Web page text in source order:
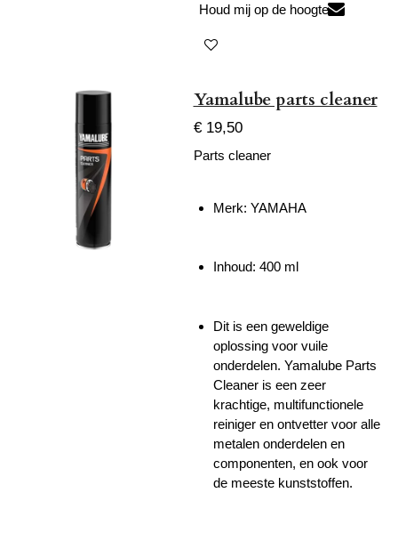
Houd mij op de hoogte
Yamalube parts cleaner
€ 19,50
Parts cleaner
Merk: YAMAHA
Inhoud: 400 ml
Dit is een geweldige
oplossing voor vuile
onderdelen. Yamalube Parts
Cleaner is een zeer
krachtige, multifunctionele
reiniger en ontvetter voor alle
metalen onderdelen en
componenten, en ook voor
de meeste kunststoffen.